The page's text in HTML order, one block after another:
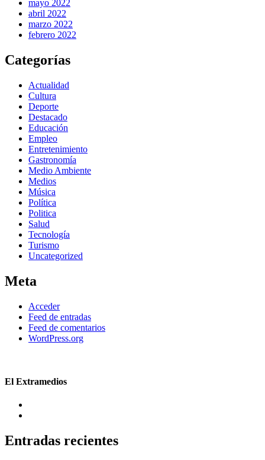
mayo 2022
abril 2022
marzo 2022
febrero 2022
Categorías
Actualidad
Cultura
Deporte
Destacado
Educación
Empleo
Entretenimiento
Gastronomía
Medio Ambiente
Medios
Música
Política
Politica
Salud
Tecnología
Turismo
Uncategorized
Meta
Acceder
Feed de entradas
Feed de comentarios
WordPress.org
El Extramedios
Entradas recientes